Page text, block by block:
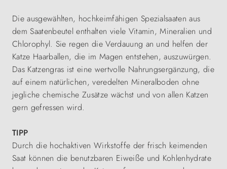
Die ausgewählten, hochkeimfähigen Spezialsaaten aus
dem Saatenbeutel enthalten viele Vitamin, Mineralien und
Chlorophyl. Sie regen die Verdauung an und helfen der
Katze Haarballen, die im Magen entstehen, auszuwürgen.
Das Katzengras ist eine wertvolle Nahrungsergänzung, die
auf einem natürlichen, veredelten Mineralboden ohne
jegliche chemische Zusätze wächst und von allen Katzen
gern gefressen wird.
TIPP
Durch die hochaktiven Wirkstoffe der frisch keimenden
Saat können die benutzbaren Eiweiße und Kohlenhydrate